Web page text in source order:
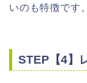
いのも特徴です。
STEP【4】